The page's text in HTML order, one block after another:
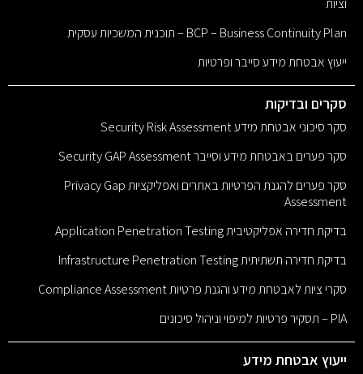
וציות
BCP – Business Continuity Plan – תוכנית המשכיות עסקית
ייעוץ אבטחת מידע סייבר ופרטיות
סקרים ובדיקות
סקר סיכוני אבטחת מידע Security Risk Assessment
סקר פערים באבטחת מידע וסייבר Security GAP Assessment
סקר פערים להגנת הפרטיות באתרים ואפליקציות Privacy Gap
Assessment
בדיקת חדירה אפליקטיבית Application Penetration Testing
בדיקת חדירה תשתיתית Infrastructure Penetration Testing
סקרי ציות לאבטחת מידע והגנת פרטיות Compliance Assessment
PIA – תסקיר פרטיות למיפוי וניהול סיכונים
ייעוץ אבטחת מידע